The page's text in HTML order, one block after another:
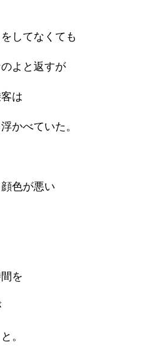
してなくても
よと返すが
は
かべていた。
色が悪い
を
。